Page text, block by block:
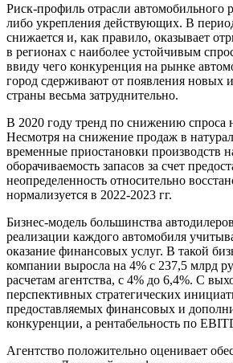
Риск-профиль отрасли автомобильного
либо укрепления действующих. В
снижается и, как правило, оказывает
в регионах с наиболее устойчивым
ввиду чего конкуренция на рынке
город сдерживают от появления новых
страны весьма затруднительно.
В 2020 году тренд по снижению спроса
Несмотря на снижение продаж в
временные приостановки производств
оборачиваемость запасов за счет
неопределенность относительно
нормализуется в 2022-2023 гг.
Бизнес-модель большинства
реализации каждого автомобиля
оказание финансовых услуг. В такой
компании выросла на 4% с 237,5 млрд
расчетам агентства, с 4% до 6,4%. С
перспективных стратегических
предоставляемых финансовых и
конкуренции, а рентабельность по
Агентство положительно оценивает